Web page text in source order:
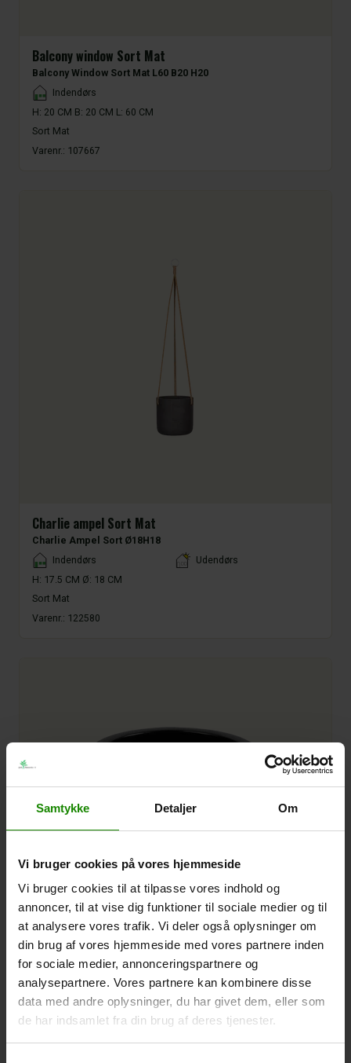
Samtykke Detaljer Om
Vi bruger cookies på vores hjemmeside
Vi bruger cookies til at tilpasse vores indhold og
annoncer, til at vise dig funktioner til sociale medier og til
at analysere vores trafik. Vi deler også oplysninger om
din brug af vores hjemmeside med vores partnere inden
for sociale medier, annonceringspartnere og
analysepartnere. Vores partnere kan kombinere disse
data med andre oplysninger, du har givet dem, eller som
de har indsamlet fra din brug af deres tjenester.
Balcony window Sort Mat
Balcony Window Sort Mat L60 B20 H20
Placement
Indendørs
H: 20 CM B: 20 CM L: 60 CM
Sort Mat
Varenr.: 107667
Charlie ampel Sort Mat
Charlie Ampel Sort Ø18H18
Placement
Indendørs
Udendørs
H: 17.5 CM Ø: 18 CM
Sort Mat
Varenr.: 122580
Chikuma Bowl Sort Mat
Chikuma Bowl Sort mat Ø22 H15
Placement
Indendørs
Sort Mat